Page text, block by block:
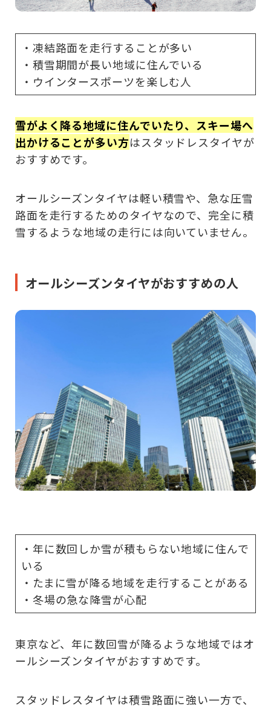
・凍結路面を走行することが多い
・積雪期間が長い地域に住んでいる
・ウインタースポーツを楽しむ人
雪がよく降る地域に住んでいたり、スキー場へ
出かけることが多い方はスタッドレスタイヤが
おすすめです。
オールシーズンタイヤは軽い積雪や、急な圧雪
路面を走行するためのタイヤなので、完全に積
雪するような地域の走行には向いていません。
オールシーズンタイヤがおすすめの人
・年に数回しか雪が積もらない地域に住んで
いる
・たまに雪が降る地域を走行することがある
・冬場の急な降雪が心配
東京など、年に数回雪が降るような地域ではオ
ールシーズンタイヤがおすすめです。
スタッドレスタイヤは積雪路面に強い一方で、